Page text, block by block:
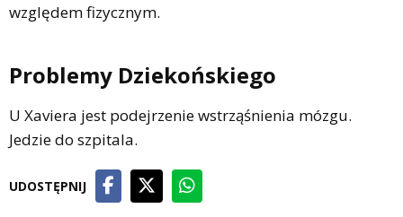
względem fizycznym.
Problemy Dziekońskiego
U Xaviera jest podejrzenie wstrząśnienia mózgu.
Jedzie do szpitala.
UDOSTĘPNIJ